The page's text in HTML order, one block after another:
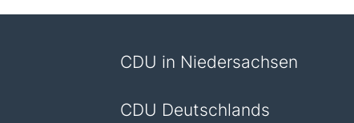
CDU in Niedersachsen
CDU Deutschlands